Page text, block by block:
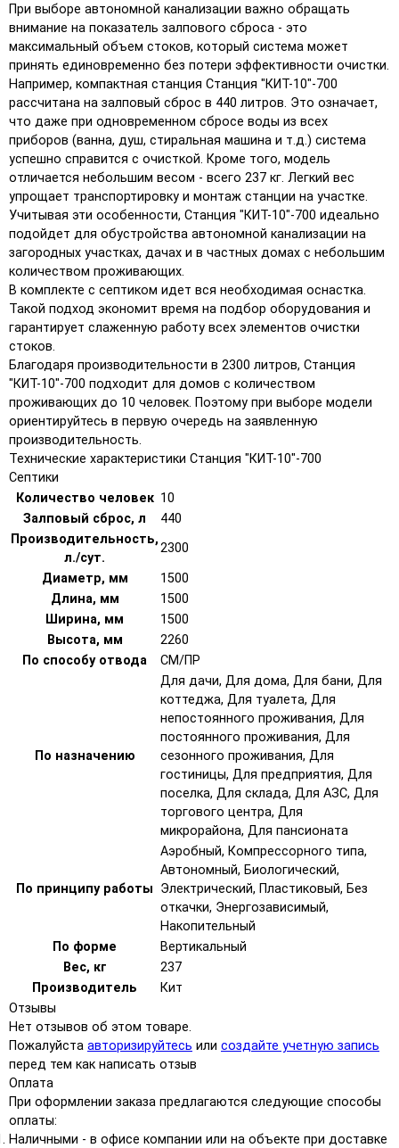
При выборе автономной канализации важно обращать
внимание на показатель залпового сброса - это
максимальный объем стоков, который система может
принять единовременно без потери эффективности очистки.
Например, компактная станция Станция "КИТ-10"-700
рассчитана на залповый сброс в 440 литров. Это означает,
что даже при одновременном сбросе воды из всех
приборов (ванна, душ, стиральная машина и т.д.) система
успешно справится с очисткой. Кроме того, модель
отличается небольшим весом - всего 237 кг. Легкий вес
упрощает транспортировку и монтаж станции на участке.
Учитывая эти особенности, Станция "КИТ-10"-700 идеально
подойдет для обустройства автономной канализации на
загородных участках, дачах и в частных домах с небольшим
количеством проживающих.
В комплекте с септиком идет вся необходимая оснастка.
Такой подход экономит время на подбор оборудования и
гарантирует слаженную работу всех элементов очистки
стоков.
Благодаря производительности в 2300 литров, Станция
"КИТ-10"-700 подходит для домов с количеством
проживающих до 10 человек. Поэтому при выборе модели
ориентируйтесь в первую очередь на заявленную
производительность.
Технические характеристики Станция "КИТ-10"-700
Септики
Количество человек 10
Залповый сброс, л
440
Производительность,
л./сут.
2300
Диаметр, мм
1500
Длина, мм
1500
Ширина, мм
1500
Высота, мм
2260
По способу отвода
СМ/ПР
По назначению
Для дачи, Для дома, Для бани, Для
коттеджа, Для туалета, Для
непостоянного проживания, Для
постоянного проживания, Для
сезонного проживания, Для
гостиницы, Для предприятия, Для
поселка, Для склада, Для АЗС, Для
торгового центра, Для
микрорайона, Для пансионата
По принципу работы
Аэробный, Компрессорного типа,
Автономный, Биологический,
Электрический, Пластиковый, Без
откачки, Энергозависимый,
Накопительный
По форме
Вертикальный
Вес, кг
237
Производитель
Кит
Отзывы
Нет отзывов об этом товаре.
Пожалуйста авторизируйтесь или создайте учетную запись
перед тем как написать отзыв
Оплата
При оформлении заказа предлагаются следующие способы
оплаты:
Наличными - в офисе компании или на объекте при доставке